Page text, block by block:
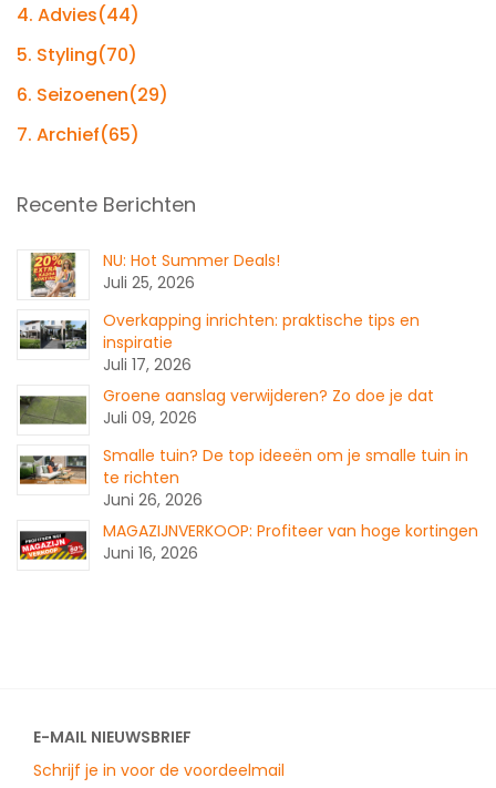
4. Advies(44)
5. Styling(70)
6. Seizoenen(29)
7. Archief(65)
Recente Berichten
NU: Hot Summer Deals!
Juli 25, 2026
Overkapping inrichten: praktische tips en
inspiratie
Juli 17, 2026
Groene aanslag verwijderen? Zo doe je dat
Juli 09, 2026
Smalle tuin? De top ideeën om je smalle tuin in
te richten
Juni 26, 2026
MAGAZIJNVERKOOP: Profiteer van hoge kortingen
Juni 16, 2026
E-MAIL NIEUWSBRIEF
Schrijf je in voor de voordeelmail